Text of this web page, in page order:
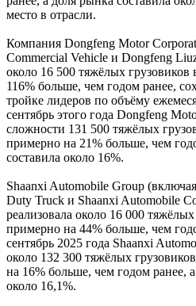
место в отрасли.
Компания Dongfeng Motor
Commercial Vehicle и Dongfeng
около 16 500 тяжёлых грузовиков
116% больше, чем годом ранее,
тройке лидеров по объёму
сентябрь этого года Dongfeng
сложности 131 500 тяжёлых
примерно на 21% больше, чем
составила около 16%.
Shaanxi Automobile Group
Duty Truck и Shaanxi Automobile
реализовала около 16 000
примерно на 44% больше, чем
сентябрь 2025 года Shaanxi
около 132 300 тяжёлых
на 16% больше, чем годом ранее,
около 16,1%.